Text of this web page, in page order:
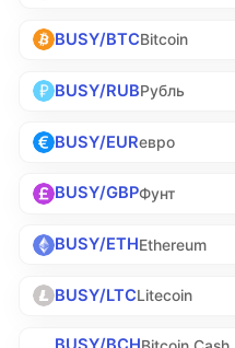
BUSY/BTCBitcoin
BUSY/RUBРубль
BUSY/EURевро
BUSY/GBPФунт
BUSY/ETHEthereum
BUSY/LTCLitecoin